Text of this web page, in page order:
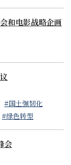
和电影战略企画
#国土强韧化
#绿色转型
会